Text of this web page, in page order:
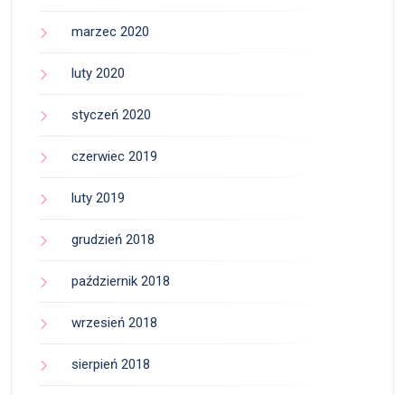
marzec 2020
luty 2020
styczeń 2020
czerwiec 2019
luty 2019
grudzień 2018
październik 2018
wrzesień 2018
sierpień 2018